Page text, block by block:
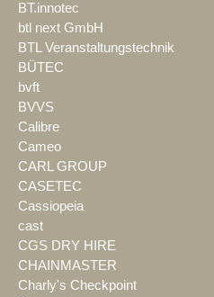
BT.innotec
btl next GmbH
BTL Veranstaltungstechnik
BÜTEC
bvft
BVVS
Calibre
Cameo
CARL GROUP
CASETEC
Cassiopeia
cast
CGS DRY HIRE
CHAINMASTER
Charly's Checkpoint